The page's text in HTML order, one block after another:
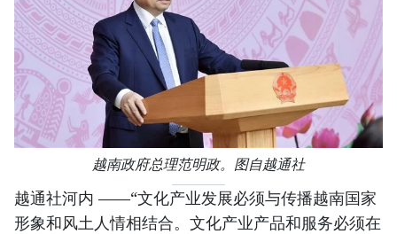
越南政府总理范明政。图自越通社
越通社河内 ——“文化产业发展必须与传播越南国家
形象和风土人情相结合。文化产业产品和服务必须在